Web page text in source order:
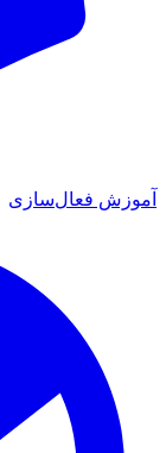
فعال‌سازی